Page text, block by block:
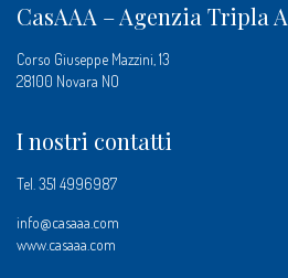
CasAAA – Agenzia Tripla A
Corso Giuseppe Mazzini, 13
28100 Novara NO
I nostri contatti
Tel. 351 4996987
info@casaaa.com
www.casaaa.com